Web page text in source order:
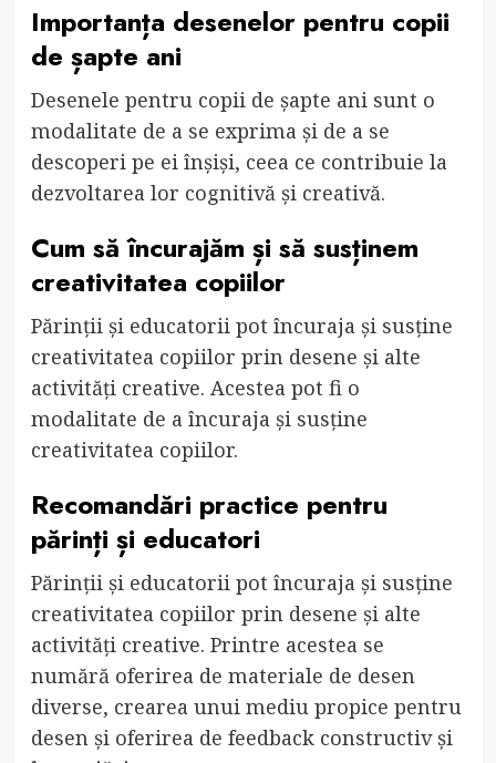
Importanța desenelor pentru copii
de șapte ani
Desenele pentru copii de șapte ani sunt o
modalitate de a se exprima și de a se
descoperi pe ei înșiși, ceea ce contribuie la
dezvoltarea lor cognitivă și creativă.
Cum să încurajăm și să susținem
creativitatea copiilor
Părinții și educatorii pot încuraja și susține
creativitatea copiilor prin desene și alte
activități creative. Acestea pot fi o
modalitate de a încuraja și susține
creativitatea copiilor.
Recomandări practice pentru
părinți și educatori
Părinții și educatorii pot încuraja și susține
creativitatea copiilor prin desene și alte
activități creative. Printre acestea se
numără oferirea de materiale de desen
diverse, crearea unui mediu propice pentru
desen și oferirea de feedback constructiv și